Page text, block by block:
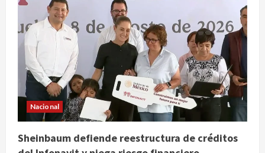
Nacional
Sheinbaum defiende reestructura de créditos